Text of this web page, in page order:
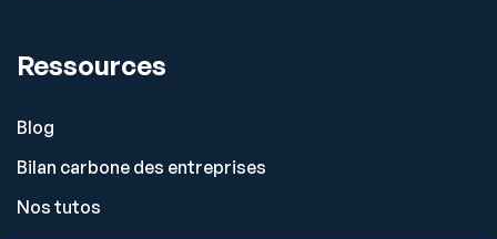
Ressources
Blog
Bilan carbone des entreprises
Nos tutos